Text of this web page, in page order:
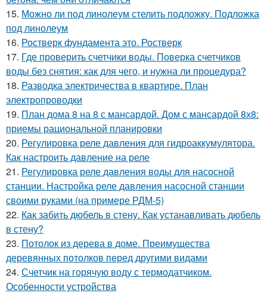
15. Можно ли под линолеум стелить подложку. Подложка
под линолеум
16. Ростверк фундамента это. Ростверк
17. Где проверить счетчики воды. Поверка счетчиков
воды без снятия: как для чего, и нужна ли процедура?
18. Разводка электричества в квартире. План
электропроводки
19. План дома 8 на 8 с мансардой. Дом с мансардой 8х8:
приемы рациональной планировки
20. Регулировка реле давления для гидроаккумулятора.
Как настроить давление на реле
21. Регулировка реле давления воды для насосной
станции. Настройка реле давления насосной станции
своими руками (на примере РДМ-5)
22. Как забить дюбель в стену. Как устанавливать дюбель
в стену?
23. Потолок из дерева в доме. Преимущества
деревянных потолков перед другими видами
24. Счетчик на горячую воду с термодатчиком.
Особенности устройства